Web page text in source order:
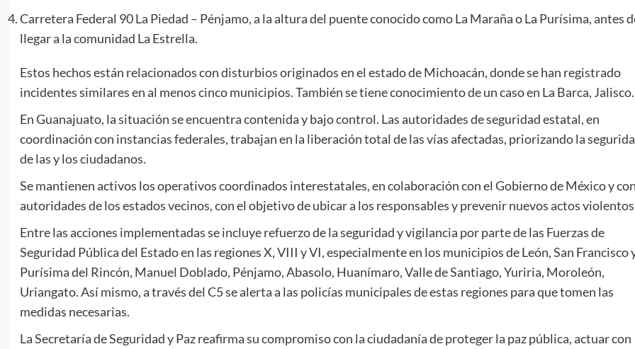
Carretera Federal 90 La Piedad – Pénjamo, a la altura del puente conocido como La Maraña o La Purísima, antes
llegar a la comunidad La Estrella.
Estos hechos están relacionados con disturbios originados en el estado de Michoacán, donde se han registrado
incidentes similares en al menos cinco municipios. También se tiene conocimiento de un caso en La Barca, Jalisco.
En Guanajuato, la situación se encuentra contenida y bajo control. Las autoridades de seguridad estatal, en
coordinación con instancias federales, trabajan en la liberación total de las vías afectadas, priorizando la
de las y los ciudadanos.
Se mantienen activos los operativos coordinados interestatales, en colaboración con el Gobierno de México y con
autoridades de los estados vecinos, con el objetivo de ubicar a los responsables y prevenir nuevos actos
Entre las acciones implementadas se incluye refuerzo de la seguridad y vigilancia por parte de las Fuerzas de
Seguridad Pública del Estado en las regiones X, VIII y VI, especialmente en los municipios de León, San Francisco
Purísima del Rincón, Manuel Doblado, Pénjamo, Abasolo, Huanímaro, Valle de Santiago, Yuriria, Moroleón,
Uriangato. Así mismo, a través del C5 se alerta a las policías municipales de estas regiones para que tomen las
medidas necesarias.
La Secretaría de Seguridad y Paz reafirma su compromiso con la ciudadanía de proteger la paz pública, actuar con